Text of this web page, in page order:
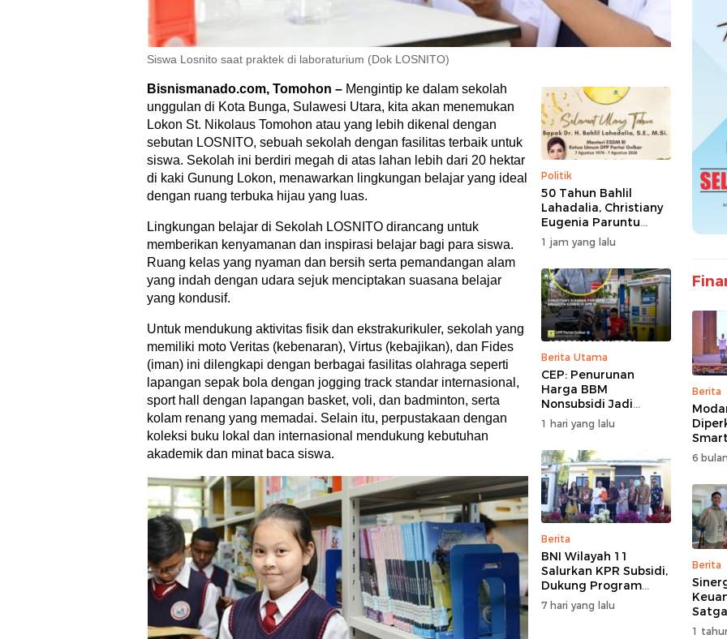
Siswa Losnito saat praktek di laboraturium (Dok LOSNITO)
Bisnismanado.com, Tomohon – Mengintip ke dalam sekolah
unggulan di Kota Bunga, Sulawesi Utara, kita akan menemukan
Lokon St. Nikolaus Tomohon atau yang lebih dikenal dengan
sebutan LOSNITO, sebuah sekolah dengan fasilitas terbaik untuk
siswa. Sekolah ini berdiri megah di atas lahan lebih dari 20 hektar
di kaki Gunung Lokon, menawarkan lingkungan belajar yang ideal
dengan ruang terbuka hijau yang luas.
Lingkungan belajar di Sekolah LOSNITO dirancang untuk
memberikan kenyamanan dan inspirasi belajar bagi para siswa.
Ruang kelas yang nyaman dan bersih serta pemandangan alam
yang indah dengan udara sejuk menciptakan suasana belajar
yang kondusif.
Untuk mendukung aktivitas fisik dan ekstrakurikuler, sekolah yang
memiliki moto Veritas (kebenaran), Virtus (kebajikan), dan Fides
(iman) ini dilengkapi dengan berbagai fasilitas olahraga seperti
lapangan sepak bola dengan jogging track standar internasional,
sport hall dengan lapangan basket, voli, dan badminton, serta
kolam renang yang memadai. Selain itu, perpustakaan dengan
koleksi buku lokal dan internasional mendukung kebutuhan
akademik dan minat baca siswa.
Politik
50 Tahun Bahlil
Lahadalia, Christiany
Eugenia Paruntu
Sampaikan Doa dan
Harapan
1 jam yang lalu
Berita Utama
CEP: Penurunan
Harga BBM
Nonsubsidi Jadi
Stimulus Positif bagi
Dunia Usaha dan
Pertumbuhan
Ekonomi
1 hari yang lalu
Berita
BNI Wilayah 11
Salurkan KPR Subsidi,
Dukung Program
62.710 Rumah
Bersubsidi
7 hari yang lalu
Berita
6
Berita
1